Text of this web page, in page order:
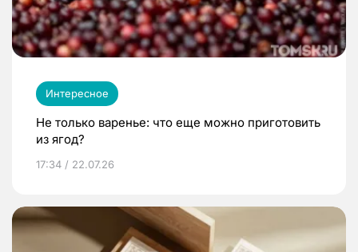
Интересное
Не только варенье: что еще можно приготовить
из ягод?
17:34 / 22.07.26